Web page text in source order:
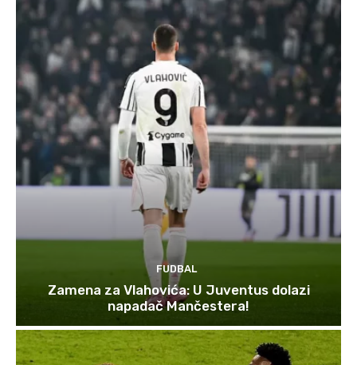
FUDBAL
Zamena za Vlahovića: U Juventus dolazi
napadač Mančestera!